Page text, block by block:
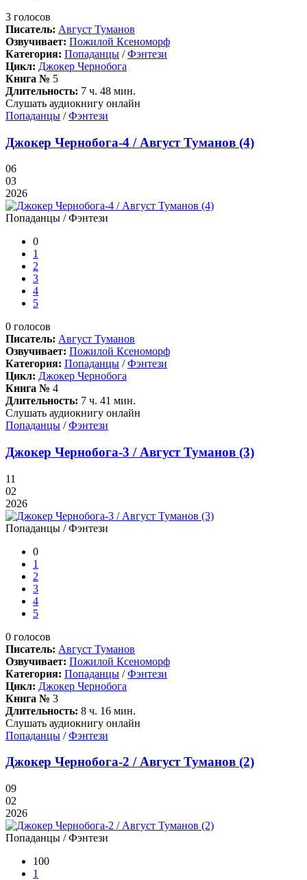
3 голосов
Писатель: Август Туманов
Озвучивает: Пожилой Ксеноморф
Категория: Попаданцы /Фэнтези
Цикл: Джокер Чернобога
Книга № 5
Длительность: 7 ч. 48 мин.
Слушать аудиокнигу онлайн
Попаданцы /Фэнтези
Джокер Чернобога-4 / Август Туманов (4)
06
03
2026
Попаданцы / Фэнтези
0
1
2
3
4
5
0 голосов
Писатель: Август Туманов
Озвучивает: Пожилой Ксеноморф
Категория: Попаданцы /Фэнтези
Цикл: Джокер Чернобога
Книга № 4
Длительность: 7 ч. 41 мин.
Слушать аудиокнигу онлайн
Попаданцы /Фэнтези
Джокер Чернобога-3 / Август Туманов (3)
11
02
2026
Попаданцы / Фэнтези
0
1
2
3
4
5
0 голосов
Писатель: Август Туманов
Озвучивает: Пожилой Ксеноморф
Категория: Попаданцы /Фэнтези
Цикл: Джокер Чернобога
Книга № 3
Длительность: 8 ч. 16 мин.
Слушать аудиокнигу онлайн
Попаданцы /Фэнтези
Джокер Чернобога-2 / Август Туманов (2)
09
02
2026
Попаданцы / Фэнтези
100
1